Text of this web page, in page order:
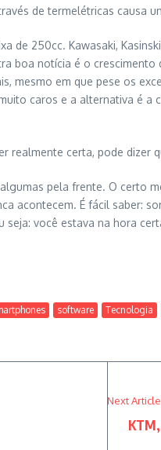
de termelétricas
250cc. Kawasaki,
boa notícia é o
mesmo em que pese os
caros e a alternativa é
realmente certa, pode
pela frente. O certo
acontecem. É fácil saber:
você estava na hora
software Tecnologia
Next Article